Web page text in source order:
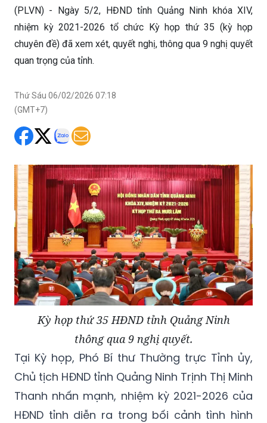
(PLVN) - Ngày 5/2, HĐND tỉnh Quảng Ninh khóa XIV,
nhiệm kỳ 2021-2026 tổ chức Kỳ họp thứ 35 (kỳ họp
chuyên đề) đã xem xét, quyết nghị, thông qua 9 nghị quyết
quan trọng của tỉnh.
Thứ Sáu 06/02/2026 07:18
(GMT+7)
Kỳ họp thứ 35 HĐND tỉnh Quảng Ninh
thông qua 9 nghị quyết.
Tại Kỳ họp, Phó Bí thư Thường trực Tỉnh ủy,
Chủ tịch HĐND tỉnh Quảng Ninh Trịnh Thị Minh
Thanh nhấn mạnh, nhiệm kỳ 2021-2026 của
HĐND tỉnh diễn ra trong bối cảnh tình hình